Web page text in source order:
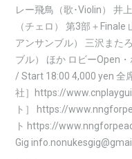
レー飛鳥（歌･Violin） 井
（チェロ） 第3部＋
アンサンブル） 三沢また
ブル） ほか ロビーOpen
/ Start 18:00 4,000 yen 全
社］https://
ト］ https://
ト https://
Gig